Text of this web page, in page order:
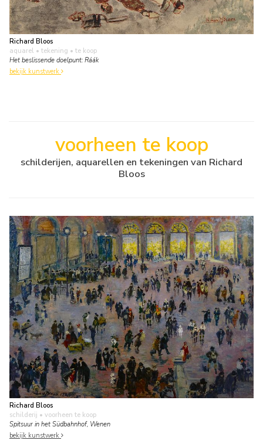
Richard Bloos
aquarel • tekening • te koop
Het beslissende doelpunt: Ráák
bekijk kunstwerk
voorheen te koop
schilderijen, aquarellen en tekeningen van Richard
Bloos
Richard Bloos
schilderij • voorheen te koop
Spitsuur in het Südbahnhof, Wenen
bekijk kunstwerk